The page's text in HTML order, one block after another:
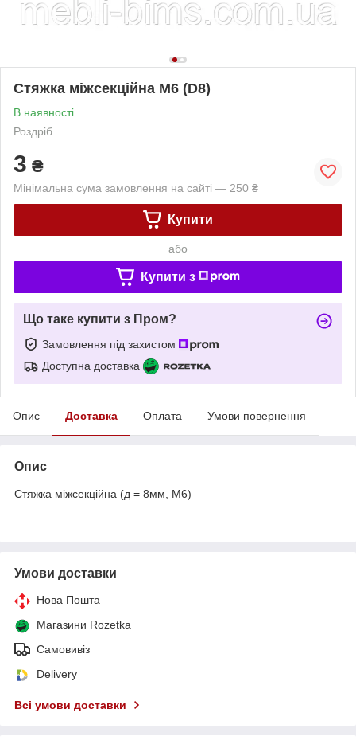
Стяжка міжсекційна М6 (D8)
В наявності
Роздріб
3 ₴
Мінімальна сума замовлення на сайті — 250 ₴
Купити
або
Купити з
Що таке купити з Пром?
Замовлення під захистом
Доступна доставка
Опис Доставка Оплата Умови повернення
Опис
Стяжка міжсекційна (д = 8мм, М6)
Умови доставки
Нова Пошта
Магазини Rozetka
Самовивіз
Delivery
Всі умови доставки